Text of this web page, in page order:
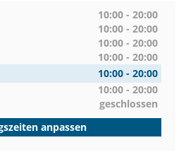
10:00 - 20:00
10:00 - 20:00
10:00 - 20:00
10:00 - 20:00
10:00 - 20:00
10:00 - 20:00
geschlossen
anpassen